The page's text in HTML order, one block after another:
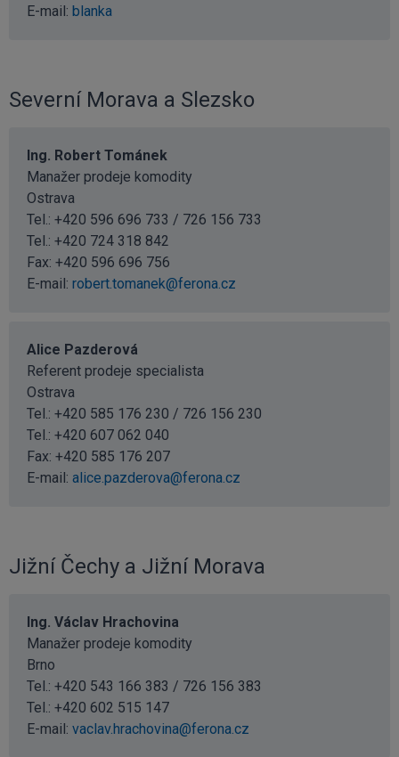
E-mail: blanka
Severní Morava a Slezsko
Ing. Robert Tománek
Manažer prodeje komodity
Ostrava
Tel.: +420 596 696 733 / 726 156 733
Tel.: +420 724 318 842
Fax: +420 596 696 756
E-mail: robert.tomanek@ferona.cz
Alice Pazderová
Referent prodeje specialista
Ostrava
Tel.: +420 585 176 230 / 726 156 230
Tel.: +420 607 062 040
Fax: +420 585 176 207
E-mail: alice.pazderova@ferona.cz
Jižní Čechy a Jižní Morava
Ing. Václav Hrachovina
Manažer prodeje komodity
Brno
Tel.: +420 543 166 383 / 726 156 383
Tel.: +420 602 515 147
E-mail: vaclav.hrachovina@ferona.cz